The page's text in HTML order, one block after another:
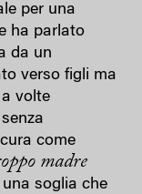
per una
ha parlato
da un
verso figli ma
volte
come
madre
soglia che